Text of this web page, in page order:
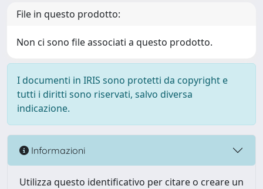
File in questo prodotto:
Non ci sono file associati a questo prodotto.
I documenti in IRIS sono protetti da copyright e
tutti i diritti sono riservati, salvo diversa
indicazione.
Informazioni
Utilizza questo identificativo per citare o creare un